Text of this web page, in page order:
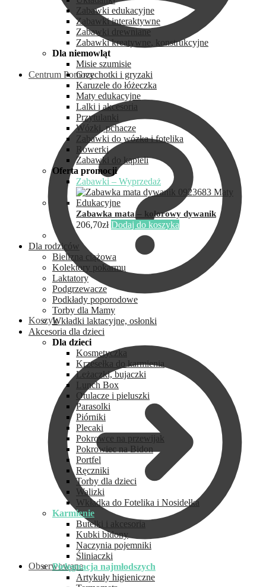
Centrum Pomocy
Koszyk
Obserwowane
Zabawki edukacyjne
Zabawki interaktywne
Zabawki drewniane
Zabawki kreatywne, konstrukcyjne
Dla niemowląt
Misie szumisie
Grzechotki i gryzaki
Karuzele do łóżeczka
Maty edukacyjne
Lalki i akcesoria
Przytulanki
Wózki, pchacze
Zabawki do wózka i fotelika
Rowerki
Zabawki do kąpieli
Oferta promocji
Zabawki – Wyprzedaż
Zabawka mata – kolorowy dywanik
206,70zł Dodaj do koszyka
Dla rodziców
Bielizna ciążowa
Kolektory pokarmu
Laktatory
Podgrzewacze
Podkłady poporodowe
Torby dla Mamy
Wkładki laktacyjne, osłonki
Akcesoria dla dzieci
Dla dzieci
Kosmetyczka
Krzesełka do karmienia
Leżaczki, bujaczki
Lunch Box
Otulacze i pieluszki
Parasolki
Piórniki
Plecaki
Pokrowce na przewijak
Pokrowiec na Bidon
Portfel
Ręczniki
Torby dla dzieci
Walizki
Wkładka do Fotelika i Nosidełka
Karmienie
Butelki i akcesoria
Kubki bidony
Naczynia pojemniki
Śliniaczki
Pielęgnacja najmłodszych
Artykuły higieniczne